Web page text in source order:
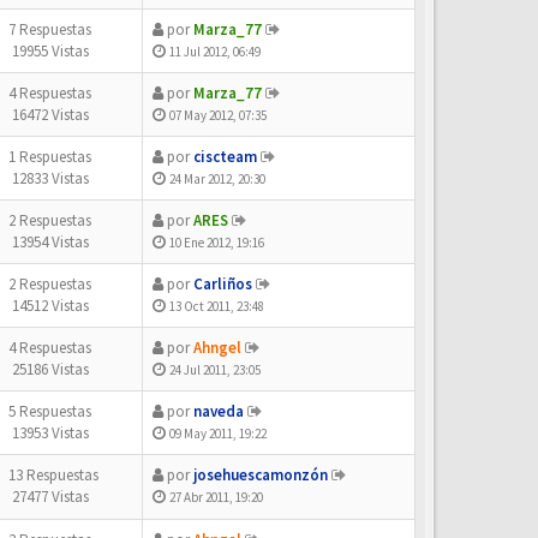
7 Respuestas
19955 Vistas
porMarza_77
11 Jul 2012, 06:49
4 Respuestas
16472 Vistas
porMarza_77
07 May 2012, 07:35
1 Respuestas
12833 Vistas
porciscteam
24 Mar 2012, 20:30
2 Respuestas
13954 Vistas
porARES
10 Ene 2012, 19:16
2 Respuestas
14512 Vistas
porCarliños
13 Oct 2011, 23:48
4 Respuestas
25186 Vistas
porAhngel
24 Jul 2011, 23:05
5 Respuestas
13953 Vistas
pornaveda
09 May 2011, 19:22
13 Respuestas
27477 Vistas
porjosehuescamonzón
27 Abr 2011, 19:20